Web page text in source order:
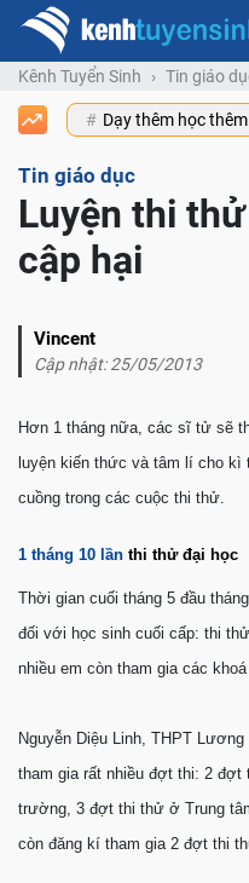
Kênh Tuyển Sinh Tin giáo
Dạy thêm học thêm
Tin giáo dục
Luyện thi
cập hại
Vincent
Cập nhật: 25/05/2013
Hơn 1 tháng nữa, các sĩ tử sẽ
luyện kiến thức và tâm lí cho kì
cuồng trong các cuộc thi thử.
1 tháng 10 lần thi thử đại học
Thời gian cuối tháng 5 đầu
đối với học sinh cuối cấp: thi
nhiều em còn tham gia các
Nguyễn Diệu Linh, THPT
tham gia rất nhiều đợt thi: 2
trường, 3 đợt thi thử ở Trung
còn đăng kí tham gia 2 đợt thi